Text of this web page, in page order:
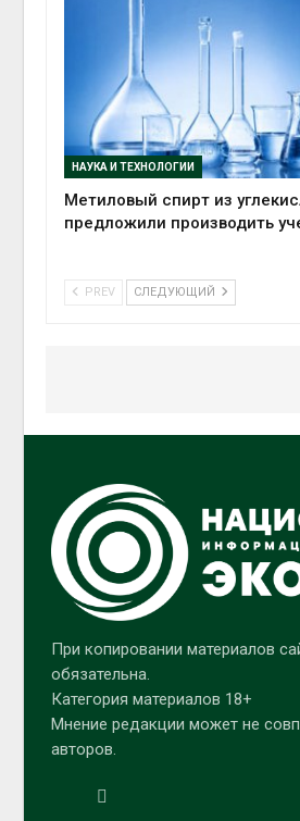
НАУКА И ТЕХНОЛОГИИ
Метиловый спирт из
предложили производить
PREV СЛЕДУЮЩИЙ
При копировании материалов
обязательна.
Категория материалов 18+
Мнение редакции может не
авторов.